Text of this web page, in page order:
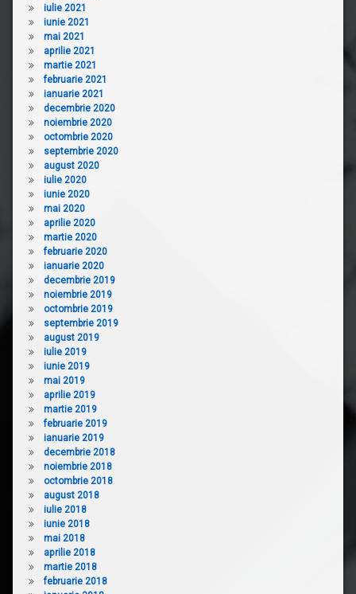
iulie 2021
iunie 2021
mai 2021
aprilie 2021
martie 2021
februarie 2021
ianuarie 2021
decembrie 2020
noiembrie 2020
octombrie 2020
septembrie 2020
august 2020
iulie 2020
iunie 2020
mai 2020
aprilie 2020
martie 2020
februarie 2020
ianuarie 2020
decembrie 2019
noiembrie 2019
octombrie 2019
septembrie 2019
august 2019
iulie 2019
iunie 2019
mai 2019
aprilie 2019
martie 2019
februarie 2019
ianuarie 2019
decembrie 2018
noiembrie 2018
octombrie 2018
august 2018
iulie 2018
iunie 2018
mai 2018
aprilie 2018
martie 2018
februarie 2018